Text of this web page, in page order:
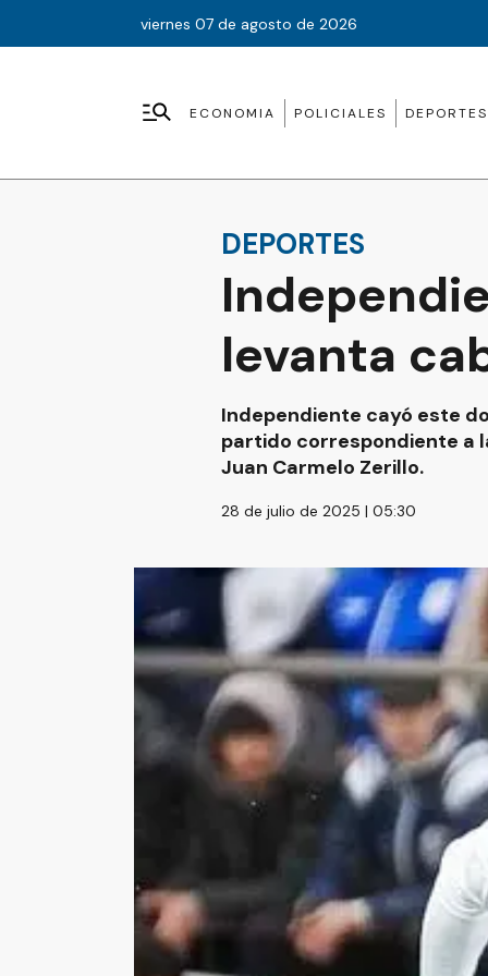
viernes 07 de agosto de 2026
ECONOMIA POLICIALES DEPORTES
DEPORTES
levanta
Independiente cayó este
partido correspondiente a
Juan Carmelo Zerillo.
28 de julio de 2025 | 05:30